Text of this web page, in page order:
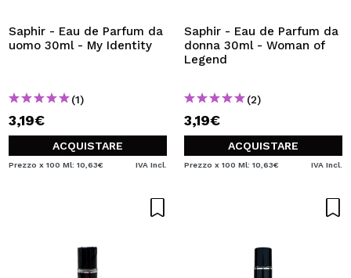
Saphir - Eau de Parfum da
uomo 30ml - My Identity
(1)
3,19€
ACQUISTARE
Prezzo x 100 Ml: 10,63€ IVA Incl.
Saphir - Eau de Parfum da
donna 30ml - Woman of
Legend
(2)
3,19€
ACQUISTARE
Prezzo x 100 Ml: 10,63€ IVA Incl.